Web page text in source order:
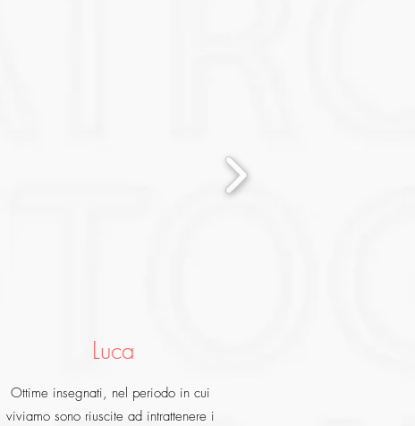
Luca
Ottime insegnati, nel periodo in cui
viviamo sono riuscite ad intrattenere i